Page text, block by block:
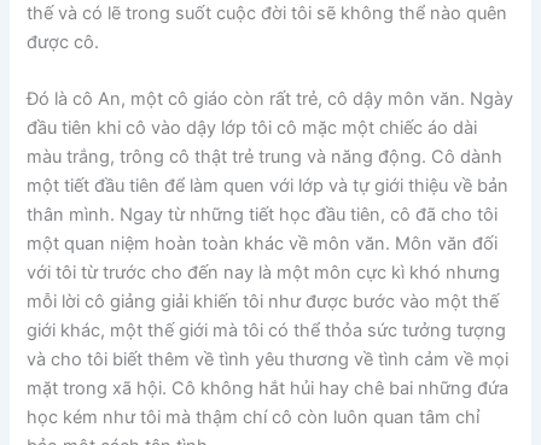
thế và có lẽ trong suốt cuộc đời tôi sẽ không thể nào quên
được cô.
Đó là cô An, một cô giáo còn rất trẻ, cô dậy môn văn. Ngày
đầu tiên khi cô vào dậy lớp tôi cô mặc một chiếc áo dài
màu trắng, trông cô thật trẻ trung và năng động. Cô dành
một tiết đầu tiên để làm quen với lớp và tự giới thiệu về bản
thân mình. Ngay từ những tiết học đầu tiên, cô đã cho tôi
một quan niệm hoàn toàn khác về môn văn. Môn văn đối
với tôi từ trước cho đến nay là một môn cực kì khó nhưng
mỗi lời cô giảng giải khiến tôi như được bước vào một thế
giới khác, một thế giới mà tôi có thể thỏa sức tưởng tượng
và cho tôi biết thêm về tình yêu thương về tình cảm về mọi
mặt trong xã hội. Cô không hắt hủi hay chê bai những đứa
học kém như tôi mà thậm chí cô còn luôn quan tâm chỉ